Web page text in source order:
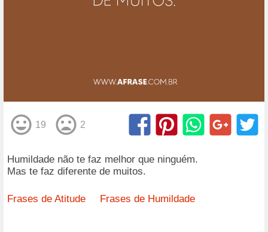
19 2
Humildade não te faz melhor que ninguém.
Mas te faz diferente de muitos.
Frases de Atitude Frases de Humildade